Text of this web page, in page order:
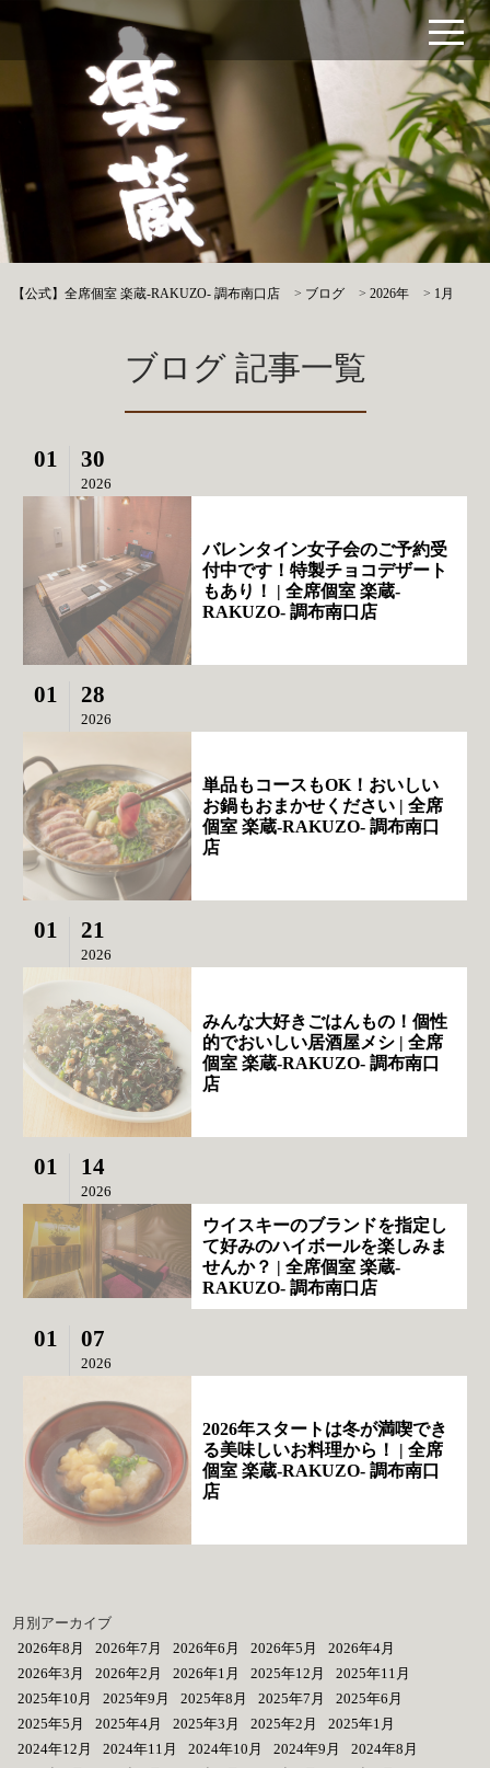
【公式】全席個室 楽蔵‐RAKUZO‐ 調布南口店 > ブログ >2026年 > 1月
ブログ 記事一覧
01 30
2026
バレンタイン女子会のご予約受
付中です！特製チョコデザート
もあり！ | 全席個室 楽蔵‐
RAKUZO‐ 調布南口店
01 28
2026
単品もコースもOK！おいしい
お鍋もおまかせください | 全席
個室 楽蔵‐RAKUZO‐ 調布南口
店
01 21
2026
みんな大好きごはんもの！個性
的でおいしい居酒屋メシ | 全席
個室 楽蔵‐RAKUZO‐ 調布南口
店
01 14
2026
ウイスキーのブランドを指定し
て好みのハイボールを楽しみま
せんか？ | 全席個室 楽蔵‐
RAKUZO‐ 調布南口店
01 07
2026
2026年スタートは冬が満喫でき
る美味しいお料理から！ | 全席
個室 楽蔵‐RAKUZO‐ 調布南口
店
月別アーカイブ
2026年8月
2026年7月 2026年6月 2026年5月
2026年4月
2026年3月
2026年2月 2026年1月 2025年12月
2025年11月
2025年10月
2025年9月 2025年8月 2025年7月
2025年6月
2025年5月
2025年4月 2025年3月 2025年2月
2025年1月
2024年12月
2024年11月 2024年10月 2024年9月
2024年8月